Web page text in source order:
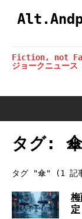
Fiction, not
ジョークニュー
タグ: 傘
タグ "傘" (1 記
定